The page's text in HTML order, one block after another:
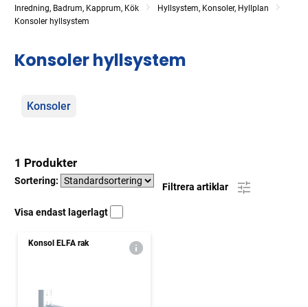
Inredning, Badrum, Kapprum, Kök
Hyllsystem, Konsoler, Hyllplan
Konsoler hyllsystem
Konsoler hyllsystem
Kategorier
Konsoler
1 Produkter
Sortering:
Filtrera artiklar
Visa endast lagerlagt
Konsol ELFA rak